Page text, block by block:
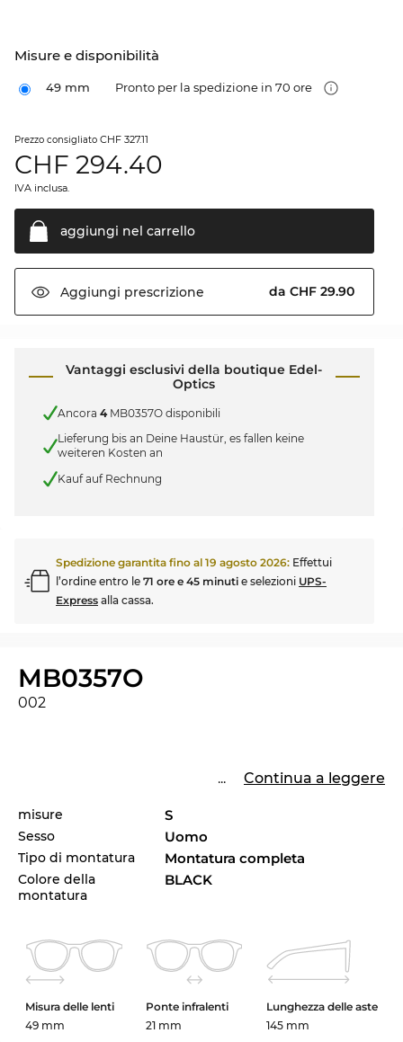
Misure e disponibilità
49 mm Pronto per la spedizione in 70 ore
Prezzo consigliato CHF 327.11
CHF 294.40
IVA inclusa.
aggiungi nel carrello
Aggiungi prescrizione da CHF 29.90
Vantaggi esclusivi della boutique Edel-
Optics
Ancora 4MB0357O disponibili
Lieferung bis an Deine Haustür, es fallen keine
weiteren Kosten an
Kauf auf Rechnung
Spedizione garantita fino al 19 agosto 2026: Effettui
l’ordine entro le 71 ore e 45 minuti e selezioni UPS-
Express alla cassa.
MB0357O
002
... Continua a leggere
misure S
Sesso Uomo
Tipo di montatura Montatura completa
Colore della
montatura
BLACK
Misura delle lenti
49 mm
Ponte infralenti
21 mm
Lunghezza delle aste
145 mm